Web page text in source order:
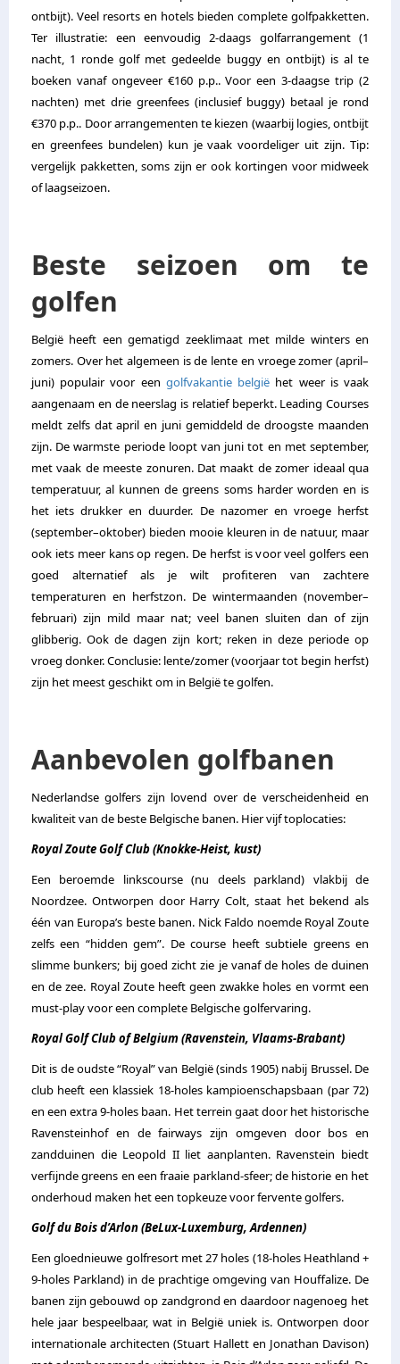
ontbijt). Veel resorts en hotels bieden complete golfpakketten.
Ter illustratie: een eenvoudig 2-daags golfarrangement (1
nacht, 1 ronde golf met gedeelde buggy en ontbijt) is al te
boeken vanaf ongeveer €160 p.p.. Voor een 3-daagse trip (2
nachten) met drie greenfees (inclusief buggy) betaal je rond
€370 p.p.. Door arrangementen te kiezen (waarbij logies, ontbijt
en greenfees bundelen) kun je vaak voordeliger uit zijn. Tip:
vergelijk pakketten, soms zijn er ook kortingen voor midweek
of laagseizoen.
Beste seizoen om te
golfen
België heeft een gematigd zeeklimaat met milde winters en
zomers. Over het algemeen is de lente en vroege zomer (april–
juni) populair voor een golfvakantie belgië het weer is vaak
aangenaam en de neerslag is relatief beperkt. Leading Courses
meldt zelfs dat april en juni gemiddeld de droogste maanden
zijn. De warmste periode loopt van juni tot en met september,
met vaak de meeste zonuren. Dat maakt de zomer ideaal qua
temperatuur, al kunnen de greens soms harder worden en is
het iets drukker en duurder. De nazomer en vroege herfst
(september–oktober) bieden mooie kleuren in de natuur, maar
ook iets meer kans op regen. De herfst is voor veel golfers een
goed alternatief als je wilt profiteren van zachtere
temperaturen en herfstzon. De wintermaanden (november–
februari) zijn mild maar nat; veel banen sluiten dan of zijn
glibberig. Ook de dagen zijn kort; reken in deze periode op
vroeg donker. Conclusie: lente/zomer (voorjaar tot begin herfst)
zijn het meest geschikt om in België te golfen.
Aanbevolen golfbanen
Nederlandse golfers zijn lovend over de verscheidenheid en
kwaliteit van de beste Belgische banen. Hier vijf toplocaties:
Royal Zoute Golf Club (Knokke-Heist, kust)
Een beroemde linkscourse (nu deels parkland) vlakbij de
Noordzee. Ontworpen door Harry Colt, staat het bekend als
één van Europa’s beste banen. Nick Faldo noemde Royal Zoute
zelfs een “hidden gem”. De course heeft subtiele greens en
slimme bunkers; bij goed zicht zie je vanaf de holes de duinen
en de zee. Royal Zoute heeft geen zwakke holes en vormt een
must-play voor een complete Belgische golfervaring.
Royal Golf Club of Belgium (Ravenstein, Vlaams-Brabant)
Dit is de oudste “Royal” van België (sinds 1905) nabij Brussel. De
club heeft een klassiek 18-holes kampioenschapsbaan (par 72)
en een extra 9-holes baan. Het terrein gaat door het historische
Ravensteinhof en de fairways zijn omgeven door bos en
zandduinen die Leopold II liet aanplanten. Ravenstein biedt
verfijnde greens en een fraaie parkland-sfeer; de historie en het
onderhoud maken het een topkeuze voor fervente golfers.
Golf du Bois d’Arlon (BeLux-Luxemburg, Ardennen)
Een gloednieuwe golfresort met 27 holes (18-holes Heathland +
9-holes Parkland) in de prachtige omgeving van Houffalize. De
banen zijn gebouwd op zandgrond en daardoor nagenoeg het
hele jaar bespeelbaar, wat in België uniek is. Ontworpen door
internationale architecten (Stuart Hallett en Jonathan Davison)